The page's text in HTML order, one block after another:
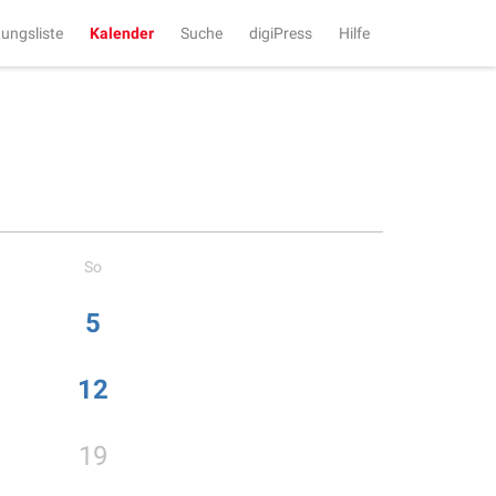
Kalender Suche digiPress Hilfe
So
5
12
19